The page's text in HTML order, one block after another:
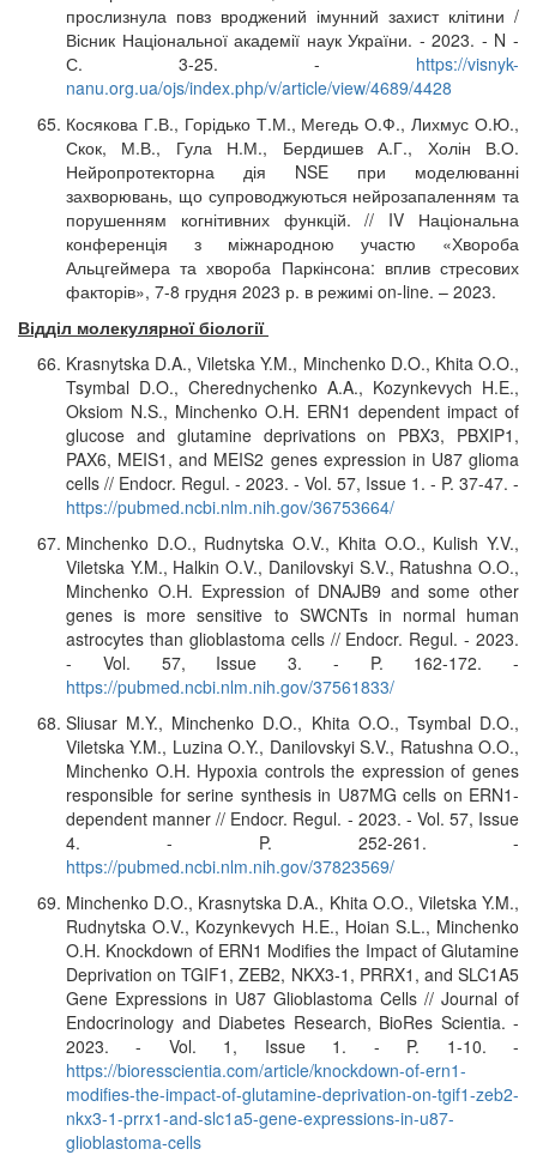
прослизнула повз вроджений імунний захист клітини /
Вісник Національної академії наук України. - 2023. - N -
С. 3-25. - https://visnyk-
nanu.org.ua/ojs/index.php/v/article/view/4689/4428
Косякова Г.В., Горідько Т.М., Мегедь О.Ф., Лихмус О.Ю.,
Скок, М.В., Гула Н.М., Бердишев А.Г., Холін В.О.
Нейропротекторна дія NSE при моделюванні
захворювань, що супроводжуються нейрозапаленням та
порушенням когнітивних функцій. // IV Національна
конференція з міжнародною участю «Хвороба
Альцгеймера та хвороба Паркінсона: вплив стресових
факторів», 7-8 грудня 2023 р. в режимі on-line. – 2023.
Відділ молекулярної біології
Krasnytska D.A., Viletska Y.M., Minchenko D.O., Khita O.O.,
Tsymbal D.O., Cherednychenko A.A., Kozynkevych H.E.,
Oksiom N.S., Minchenko O.H. ERN1 dependent impact of
glucose and glutamine deprivations on PBX3, PBXIP1,
PAX6, MEIS1, and MEIS2 genes expression in U87 glioma
cells // Endocr. Regul. - 2023. - Vol. 57, Issue 1. - P. 37-47. -
https://pubmed.ncbi.nlm.nih.gov/36753664/
Minchenko D.O., Rudnytska O.V., Khita O.O., Kulish Y.V.,
Viletska Y.M., Halkin O.V., Danilovskyi S.V., Ratushna O.O.,
Minchenko O.H. Expression of DNAJB9 and some other
genes is more sensitive to SWCNTs in normal human
astrocytes than glioblastoma cells // Endocr. Regul. - 2023.
- Vol. 57, Issue 3. - P. 162-172. -
https://pubmed.ncbi.nlm.nih.gov/37561833/
Sliusar M.Y., Minchenko D.O., Khita O.O., Tsymbal D.O.,
Viletska Y.M., Luzina O.Y., Danilovskyi S.V., Ratushna O.O.,
Minchenko O.H. Hypoxia controls the expression of genes
responsible for serine synthesis in U87MG cells on ERN1-
dependent manner // Endocr. Regul. - 2023. - Vol. 57, Issue
4. - P. 252-261. -
https://pubmed.ncbi.nlm.nih.gov/37823569/
Minchenko D.O., Krasnytska D.A., Khita O.O., Viletska Y.M.,
Rudnytska O.V., Kozynkevych H.E., Hoian S.L., Minchenko
O.H. Knockdown of ERN1 Modifies the Impact of Glutamine
Deprivation on TGIF1, ZEB2, NKX3-1, PRRX1, and SLC1A5
Gene Expressions in U87 Glioblastoma Cells // Journal of
Endocrinology and Diabetes Research, BioRes Scientia. -
2023. - Vol. 1, Issue 1. - P. 1-10. -
https://bioresscientia.com/article/knockdown-of-ern1-
modifies-the-impact-of-glutamine-deprivation-on-tgif1-zeb2-
nkx3-1-prrx1-and-slc1a5-gene-expressions-in-u87-
glioblastoma-cells